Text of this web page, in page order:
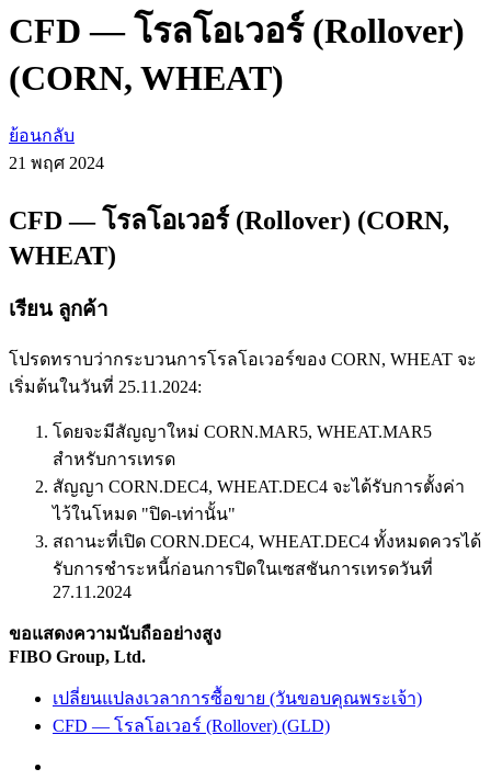
CFD — โรลโอเวอร์ (Rollover)
(CORN, WHEAT)
ย้อนกลับ
21 พฤศ 2024
CFD — โรลโอเวอร์ (Rollover) (CORN,
WHEAT)
เรียน ลูกค้า
โปรดทราบว่ากระบวนการโรลโอเวอร์ของ CORN, WHEAT จะ
เริ่มต้นในวันที่ 25.11.2024:
โดยจะมีสัญญาใหม่ CORN.MAR5, WHEAT.MAR5
สำหรับการเทรด
สัญญา CORN.DEC4, WHEAT.DEC4 จะได้รับการตั้งค่า
ไว้ในโหมด "ปิด-เท่านั้น"
สถานะที่เปิด CORN.DEC4, WHEAT.DEC4 ทั้งหมดควรได้
รับการชำระหนี้ก่อนการปิดในเซสชันการเทรดวันที่
27.11.2024
ขอแสดงความนับถืออย่างสูง
FIBO Group, Ltd.
เปลี่ยนแปลงเวลาการซื้อขาย (วันขอบคุณพระเจ้า)
CFD — โรลโอเวอร์ (Rollover) (GLD)